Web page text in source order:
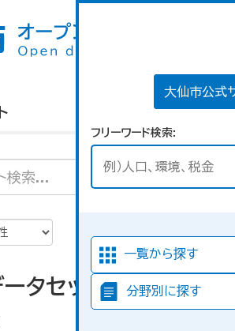
大仙市公式
フリーワード検索
一覧から探す
分野別に探す
タセットが見つか